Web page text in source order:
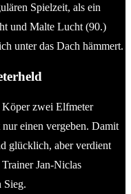
Spielzeit, als ein
und Malte Lucht (90.)
unter das Dach hämmert.
Köper zwei Elfmeter
einen vergeben. Damit
glücklich, aber verdient
Jan-Niclas
Sieg.